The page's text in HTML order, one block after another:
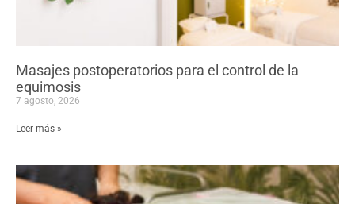
Masajes postoperatorios para el control de la
equimosis
7 agosto, 2026
Leer más »